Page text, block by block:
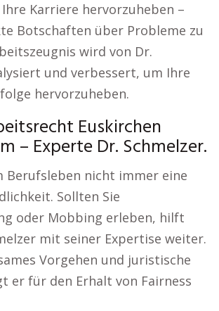
Karriere hervorzuheben –
Botschaften über Probleme zu
wird von Dr.
und verbessert, um Ihre
hervorzuheben.
Euskirchen
– Experte Dr. Schmelzer.
Berufsleben nicht immer eine
Sollten Sie
oder Mobbing erleben, hilft
mit seiner Expertise weiter.
Vorgehen und juristische
er für den Erhalt von Fairness